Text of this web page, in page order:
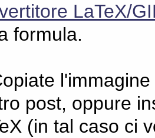
LaTeX/
formula.
post, oppure
(in tal caso ci